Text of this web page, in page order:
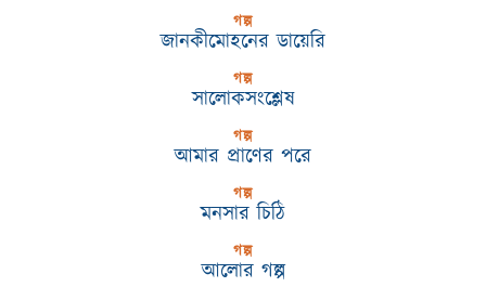
গল্প
জানকীমোহনের ডায়েরি
গল্প
সালোকসংশ্লেষ
গল্প
আমার প্রাণের পরে
গল্প
মনসার চিঠি
গল্প
আলোর গল্প